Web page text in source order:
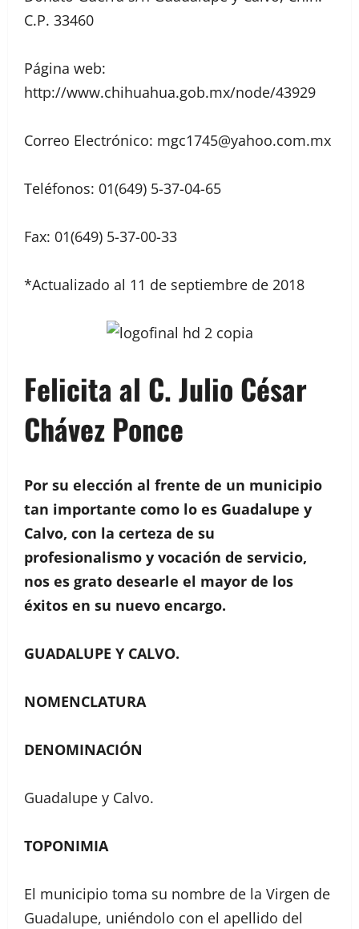
C.P. 33460
Página web:
http://www.chihuahua.gob.mx/node/43929
Correo Electrónico: mgc1745@yahoo.com.mx
Teléfonos: 01(649) 5-37-04-65
Fax: 01(649) 5-37-00-33
*Actualizado al 11 de septiembre de 2018
Felicita al C.Julio César
Chávez Ponce
Por su elección al frente de un municipio
tan importante como lo es Guadalupe y
Calvo, con la certeza de su
profesionalismo y vocación de servicio,
nos es grato desearle el mayor de los
éxitos en su nuevo encargo.
GUADALUPE Y CALVO.
NOMENCLATURA
DENOMINACIÓN
Guadalupe y Calvo.
TOPONIMIA
El municipio toma su nombre de la Virgen de
Guadalupe, uniéndolo con el apellido del